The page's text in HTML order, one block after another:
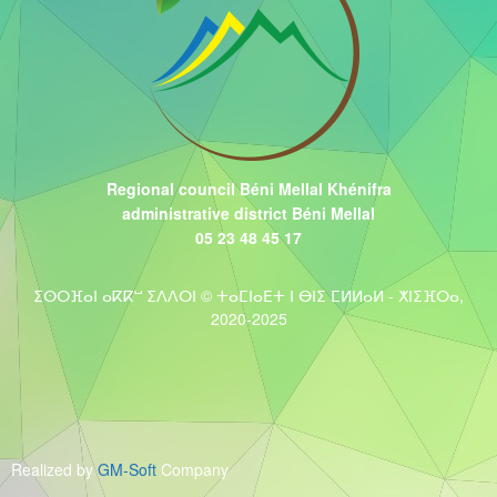
Regional council Béni Mellal Khénifra
administrative district Béni Mellal
05 23 48 45 17
ⵉⵙⵔⴼⴰⵏ ⴰⴽⴽⵯ ⵉⴷⴷⵔⵏ © ⵜⴰⵎⵏⴰⴹⵜ ⵏ ⴱⵏⵉ ⵎⵍⵍⴰⵍ - ⵅⵏⵉⴼⵔⴰ,
2020-2025
Realized byGM-Soft Company